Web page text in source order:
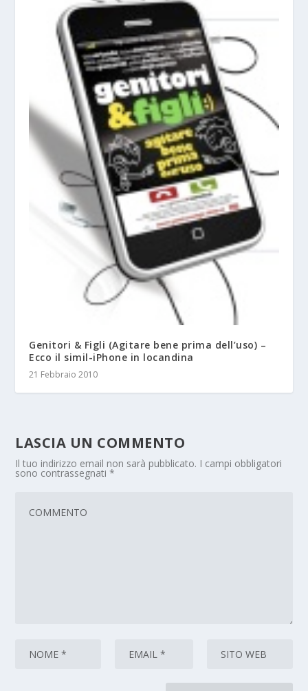
Genitori & Figli (Agitare bene prima dell’uso) –
Ecco il simil-iPhone in locandina
21 Febbraio 2010
LASCIA UN COMMENTO
Il tuo indirizzo email non sarà pubblicato. I campi obbligatori
sono contrassegnati*